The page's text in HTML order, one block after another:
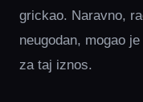
grickao. Naravno,
neugodan, mogao
za taj iznos.